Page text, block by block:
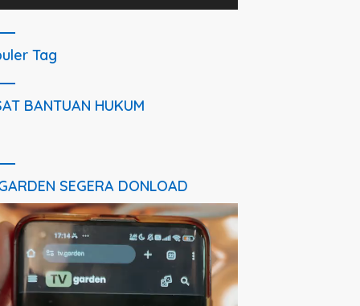
Tag
BANTUAN HUKUM
SEGERA DONLOAD